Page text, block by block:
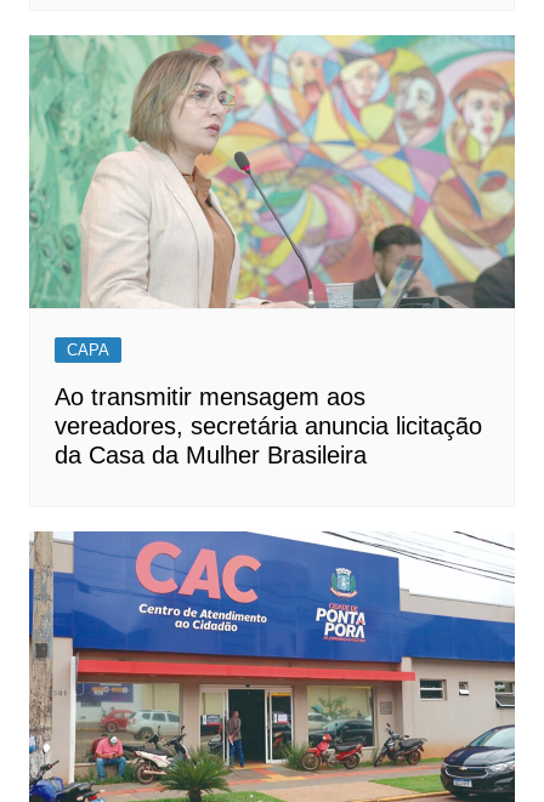
CAPA
Ao transmitir mensagem aos
vereadores, secretária anuncia licitação
da Casa da Mulher Brasileira